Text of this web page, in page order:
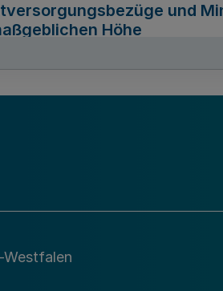
und
Höhe
zur Durchführung des